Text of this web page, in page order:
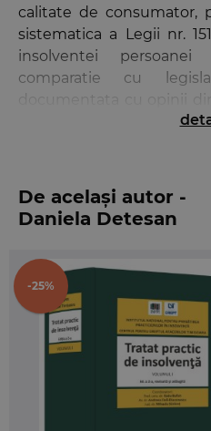
calitate de consumator,
sistematica a Legii nr.
insolventei
comparatie cu
si solutii jurisprudentiale
vederea interpretarii
carora legea nu le ofera
De același autor -
Daniela Detesan
-25%